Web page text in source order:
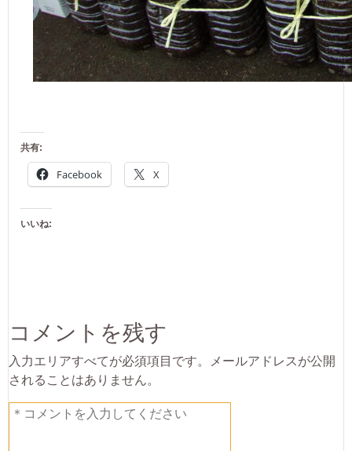
共有:
Facebook X
いいね:
コメントを残す
入力エリアすべてが必須項目です。メールアドレスが公開
されることはありません。